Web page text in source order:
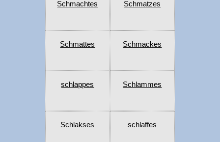
Schmachtes Schmatzes
Schmattes Schmackes
schlappes Schlammes
Schlakses schlaffes